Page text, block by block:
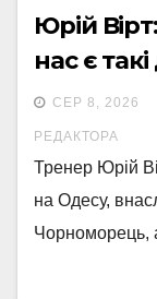
Юрій
нас є
СЕР 8, 2026
РЕДАКТОРА
Тренер Юрій
на Одесу,
Чорноморець,